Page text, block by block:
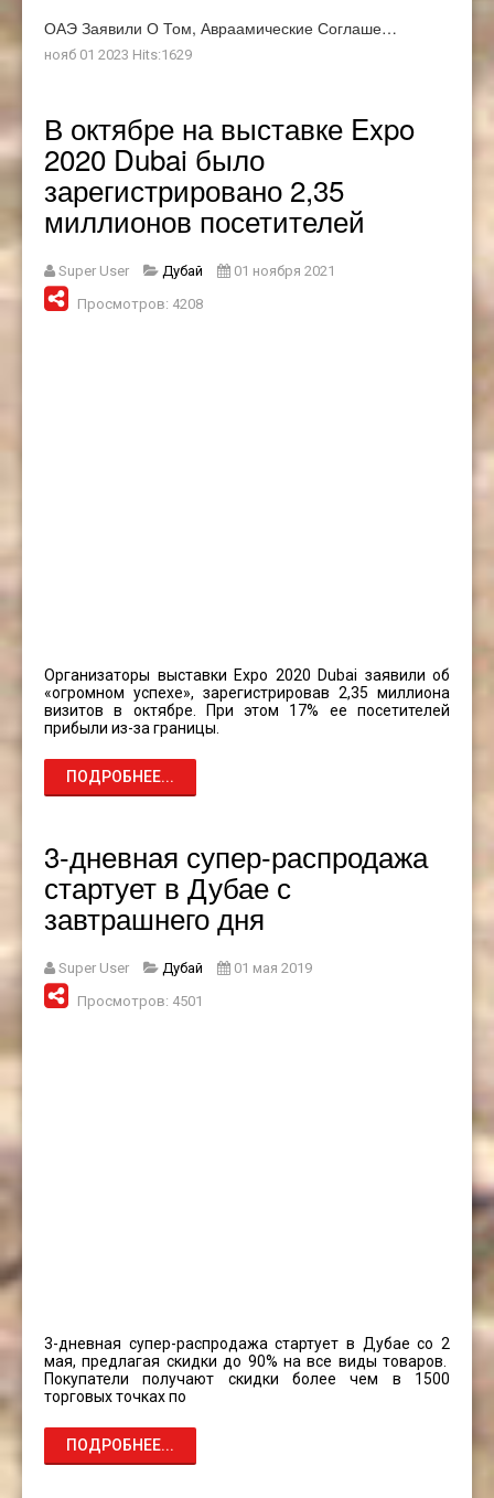
ОАЭ Заявили О Том, Авраамические Соглаше…
нояб 01 2023 Hits:1629
В октябре на выставке Expo
2020 Dubai было
зарегистрировано 2,35
миллионов посетителей
Super User Дубай
01 ноября 2021
Просмотров: 4208
Организаторы выставки Expo 2020 Dubai заявили об
«огромном успехе», зарегистрировав 2,35 миллиона
визитов в октябре. При этом 17% ее посетителей
прибыли из-за границы.
ПОДРОБНЕЕ...
3-дневная супер-распродажа
стартует в Дубае с
завтрашнего дня
Super User Дубай
01 мая 2019
Просмотров: 4501
3-дневная супер-распродажа стартует в Дубае со 2
мая, предлагая скидки до 90% на все виды товаров.
Покупатели получают скидки более чем в 1500
торговых точках по
ПОДРОБНЕЕ...